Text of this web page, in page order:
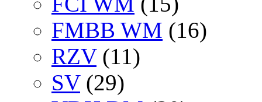
FMBB WM (16)
RZV(11)
SV(29)